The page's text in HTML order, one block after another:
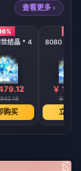
查看更多 ›
结晶 * 4
购买
8080 创世
￥
￥
立即